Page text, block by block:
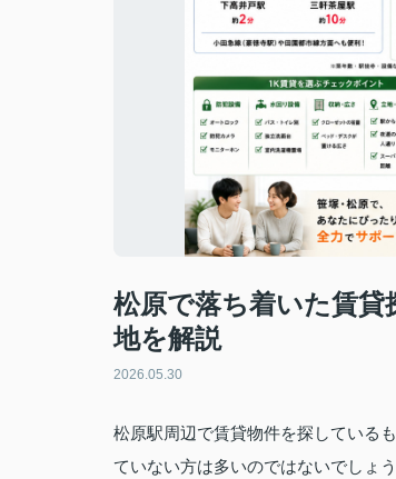
松原で落ち着いた賃
地を解説
2026.05.30
松原駅周辺で賃貸物件を探している
ていない方は多いのではないでしょう